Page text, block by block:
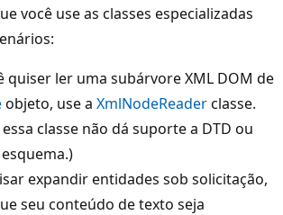
você use as classes especializadas
quiser ler uma subárvore XML DOM de
objeto, use a XmlNodeReaderclasse.
classe não dá suporte a DTD ou
expandir entidades sob solicitação,
seu conteúdo de texto seja